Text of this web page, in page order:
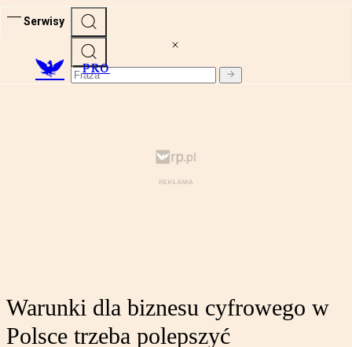
Serwisy
PRO
Warunki dla biznesu cyfrowego w
Polsce trzeba polepszyć